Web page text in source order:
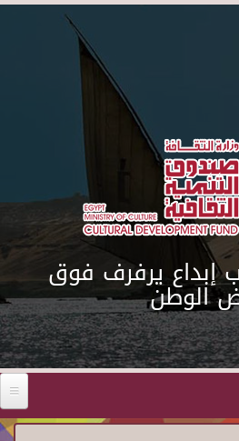
Skip to main content
إبداع يرفرف فوق
الوطن